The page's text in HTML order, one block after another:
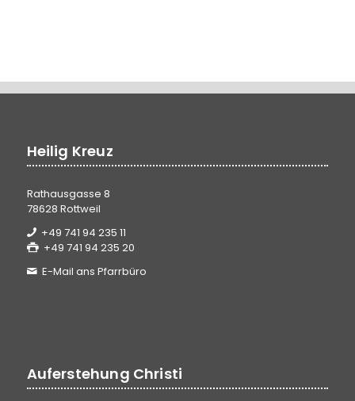
Heilig Kreuz
Rathausgasse 8
78628 Rottweil
+49 741 94 235 11
+49 741 94 235 20
E-Mail ans Pfarrbüro
Auferstehung Christi